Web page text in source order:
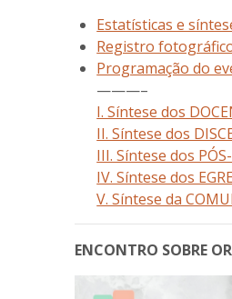
Estatísticas e
Registro
Programação do
———–
I. Síntese dos
II. Síntese dos
III. Síntese dos
IV. Síntese dos
V. Síntese da
ENCONTRO SOBRE